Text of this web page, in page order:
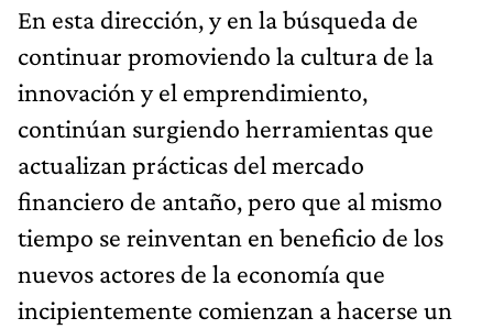
En esta dirección, y en la búsqueda de
continuar promoviendo la cultura de la
innovación y el emprendimiento,
continúan surgiendo herramientas que
actualizan prácticas del mercado
financiero de antaño, pero que al mismo
tiempo se reinventan en beneficio de los
nuevos actores de la economía que
incipientemente comienzan a hacerse un